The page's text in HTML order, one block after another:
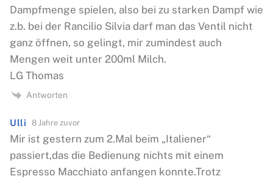
Dampfmenge spielen, also bei zu starken Dampf wie
z.b. bei der Rancilio Silvia darf man das Ventil nicht
ganz öffnen, so gelingt, mir zumindest auch
Mengen weit unter 200ml Milch.
LG Thomas
Antworten
Ulli 8 Jahre zuvor
Mir ist gestern zum 2.Mal beim „Italiener“
passiert,das die Bedienung nichts mit einem
Espresso Macchiato anfangen konnte.Trotz